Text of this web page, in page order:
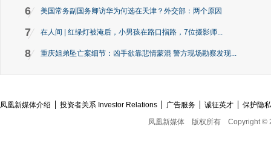
6 美国常务副国务卿访华为何选在天津？外交部：两个原因
7 在人间 | 红绿灯被淹后，小男孩在路口指路，7位摄影师...
8 重庆姐弟坠亡案细节：凶手欲靠悲情蒙混 警方现场勘察发现...
凤凰新媒体介绍 投资者关系 Investor Relations 广告服务 诚征英才
保护隐
凤凰新媒体
版权所有 Copyright ©